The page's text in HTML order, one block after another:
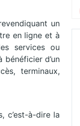
un
en ligne et à
services ou
d’un
terminaux,
c’est-à-dire la